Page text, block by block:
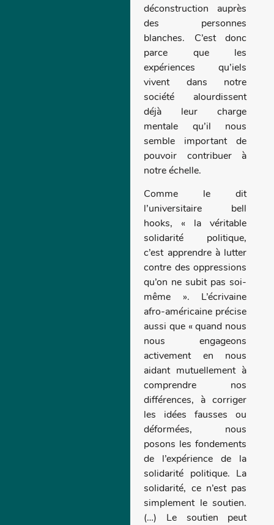
déconstruction auprès
des personnes
blanches. C’est donc
parce que les
expériences qu’iels
vivent dans notre
société alourdissent
déjà leur charge
mentale qu’il nous
semble important de
pouvoir contribuer à
notre échelle.
Comme le dit
l’universitaire bell
hooks, « la véritable
solidarité politique,
c’est apprendre à lutter
contre des oppressions
qu’on ne subit pas soi-
même ». L’écrivaine
afro-américaine précise
aussi que « quand nous
nous engageons
activement en nous
aidant mutuellement à
comprendre nos
différences, à corriger
les idées fausses ou
déformées, nous
posons les fondements
de l’expérience de la
solidarité politique. La
solidarité, ce n’est pas
simplement le soutien.
(…) Le soutien peut